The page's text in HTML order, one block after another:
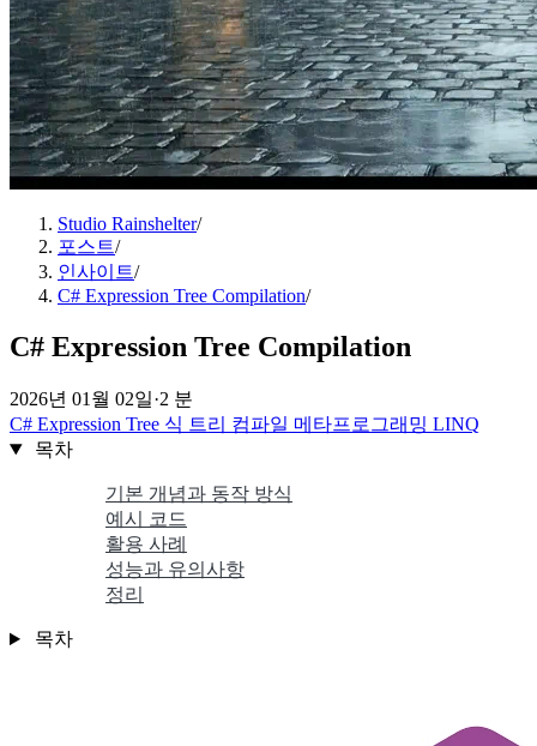
Studio Rainshelter/
포스트/
인사이트/
C# Expression Tree Compilation/
C# Expression Tree Compilation
2026년 01월 02일·2 분
C# Expression Tree 식 트리 컴파일 메타프로그래밍 LINQ
목차
기본 개념과 동작 방식
예시 코드
활용 사례
성능과 유의사항
정리
목차